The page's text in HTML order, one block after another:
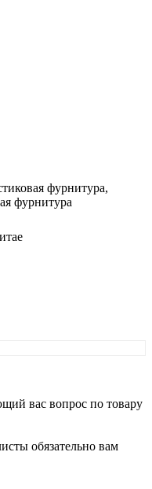
фурнитура,
фурнитура
вас вопрос по товару
обязательно вам